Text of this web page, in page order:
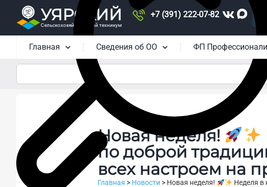
УЯРСКИЙ
Сельскохозяйственный техникум
+7 (391) 222-07-82
Главная Сведения об ОО ФП
Новая неделя!
по доброй
всех настроем на
Главная > Новости > Новая неделя!
Неделя в